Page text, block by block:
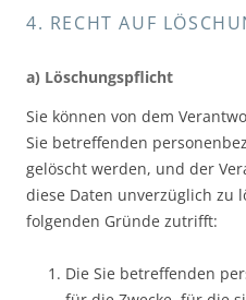
4. RECHT AUF
a) Löschungspflicht
Sie können von dem
Sie betreffenden
gelöscht werden, und der
diese Daten unverzüglich zu
folgenden Gründe zutrifft:
Die Sie betreffenden